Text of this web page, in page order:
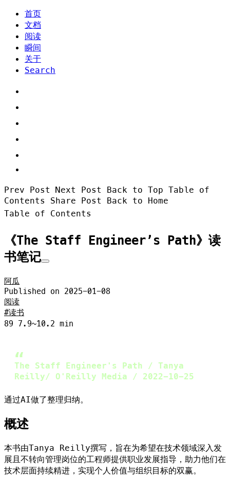
首页
文档
阅读
瞬间
关于
Search
Prev Post Next Post Back to Top Table of
Contents
Share Post
Back to Home
Table of Contents
《The Staff Engineer’s Path》读
书笔记
阿瓜
Published on 2025-01-08
阅读
读书
89 7.9~10.2 min
The Staff Engineer's Path / Tanya
Reilly/ O'Reilly Media / 2022-10-25
通过AI做了整理归纳。
概述
本书由Tanya Reilly撰写，旨在为希望在技术领域深入发
展且不转向管理岗位的工程师提供职业发展指导，助力他们在
技术层面持续精进，实现个人价值与组织目标的双赢。